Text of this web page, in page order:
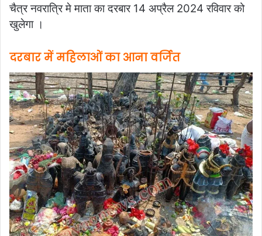
चैत्र नवरात्रि मे माता का दरबार 14 अप्रैल 2024 रविवार को
खुलेगा ।
दरबार में महिलाओं का आना वर्जित